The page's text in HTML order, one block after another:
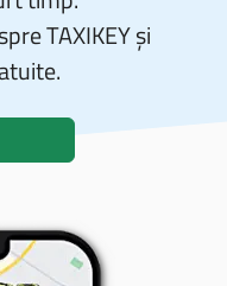
TAXIKEY și